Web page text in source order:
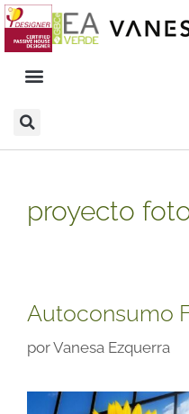
proyecto
Autoconsumo
porVanesa Ezquerra